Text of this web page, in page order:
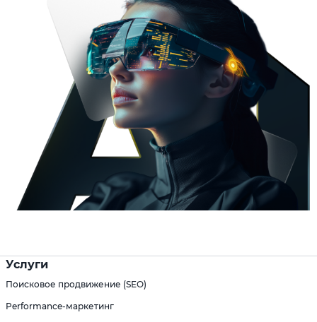
Услуги
Поисковое продвижение (SEO)
Performance-маркетинг